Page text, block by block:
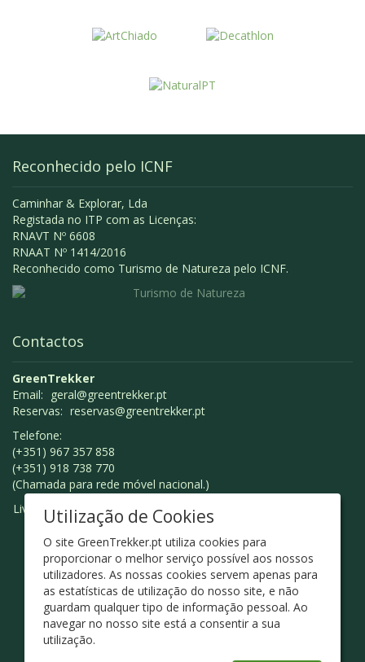
Reconhecido pelo ICNF
Caminhar & Explorar, Lda
Registada no ITP com as Licenças:
RNAVT Nº 6608
RNAAT Nº 1414/2016
Reconhecido como Turismo de Natureza pelo ICNF.
Contactos
GreenTrekker
Email: geral@greentrekker.pt
Reservas: reservas@greentrekker.pt
Telefone:
(+351) 967 357 858
(+351) 918 738 770
(Chamada para rede móvel nacional.)
Livro de Reclamações
Utilização de Cookies
O site GreenTrekker.pt utiliza cookies para
proporcionar o melhor serviço possível aos nossos
utilizadores. As nossas cookies servem apenas para
as estatísticas de utilização do nosso site, e não
guardam qualquer tipo de informação pessoal. Ao
navegar no nosso site está a consentir a sua
utilização.